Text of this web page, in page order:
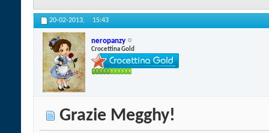
20-02-2013, 15:43
neropanzy
Crocettina Gold
Grazie Megghy!